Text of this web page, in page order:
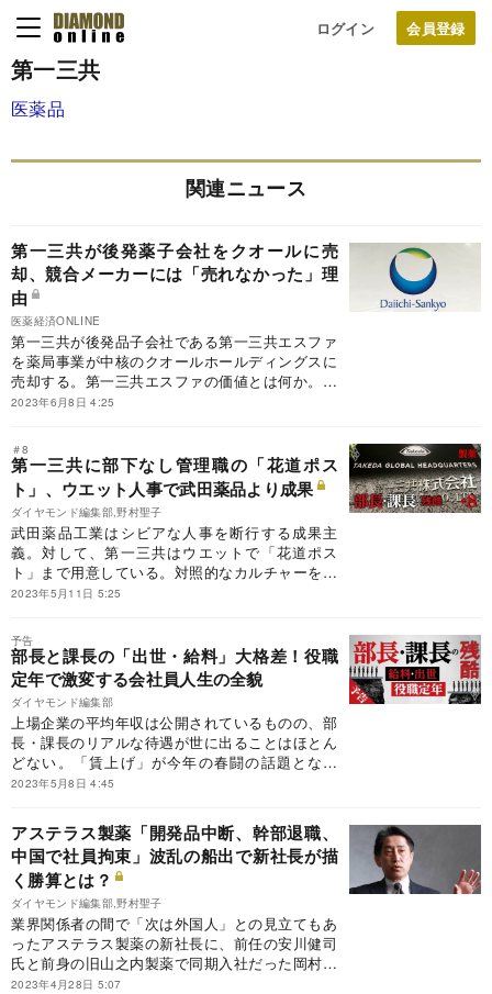
ログイン
第一三共
医薬品
関連ニュース
第一三共が後発薬子会社をクオールに売
却、競合メーカーには「売れなかった」理
由
医薬経済ONLINE
第一三共が後発品子会社である第一三共エスファ
を薬局事業が中核のクオールホールディングスに
売却する。第一三共エスファの価値とは何か。な
ぜクオールが売却先になったのか。
2023年6月8日 4:25
＃8
第一三共に部下なし管理職の「花道ポス
ト」、ウエット人事で武田薬品より成果
ダイヤモンド編集部,野村聖子
武田薬品工業はシビアな人事を断行する成果主
義。対して、第一三共はウエットで「花道ポス
ト」まで用意している。対照的なカルチャーを持
つ国内製薬大手2社の人事制度と現状の明暗に迫
2023年5月11日 5:25
予告
部長と課長の「出世・給料」大格差！役職
定年で激変する会社員人生の全貌
ダイヤモンド編集部
上場企業の平均年収は公開されているものの、部
長・課長のリアルな待遇が世に出ることはほとん
どない。「賃上げ」が今年の春闘の話題となる
中、年収を上げる早道の一つは、社内での出世
うなっているのか。そして部長・課長に昇進して
も、シニア社員には「役職定年」という悲劇が待
ち受ける。主要企業の部長・課長の本当の給料や
出世事情、シニアの残酷な現実を追った。
2023年5月8日 4:45
アステラス製薬「開発品中断、幹部退職、
中国で社員拘束」波乱の船出で新社長が描
く勝算とは？
ダイヤモンド編集部,野村聖子
業界関係者の間で「次は外国人」との見立てもあ
ったアステラス製薬の新社長に、前任の安川健司
氏と前身の旧山之内製薬で同期入社だった岡村直
樹氏が就任した。一見平和なトップ交代とは裏腹
2023年4月28日 5:07